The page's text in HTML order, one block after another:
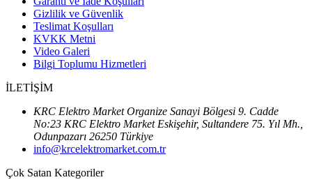
Gizlilik ve Güvenlik
Teslimat Koşulları
KVKK Metni
Video Galeri
Bilgi Toplumu Hizmetleri
İLETİŞİM
KRC Elektro Market Organize Sanayi Bölgesi 9. Cadde
No:23 KRC Elektro Market Eskişehir, Sultandere 75. Yıl Mh.,
Odunpazarı 26250 Türkiye
info@krcelektromarket.com.tr
Çok Satan Kategoriler